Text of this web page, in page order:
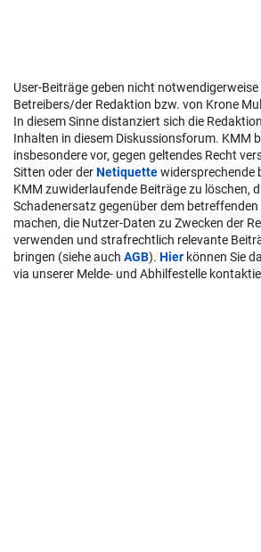
User-Beiträge geben nicht notwendigerweise
Betreibers/der Redaktion bzw. von Krone
In diesem Sinne distanziert sich die
Inhalten in diesem Diskussionsforum. KMM
insbesondere vor, gegen geltendes Recht
Sitten oder der Netiquette
widersprechende
KMM zuwiderlaufende Beiträge zu löschen,
Schadenersatz gegenüber dem betreffenden
machen, die Nutzer-Daten zu Zwecken der
verwenden und strafrechtlich relevante
bringen (siehe auch
AGB). Hier
können Sie
via unserer Melde- und Abhilfestelle